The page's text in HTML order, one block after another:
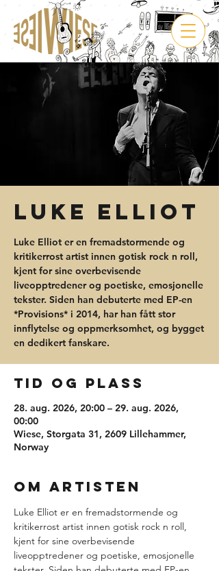
Luke Elliot
Luke Elliot er en fremadstormende og
kritikerrost artist innen gotisk rock n roll,
kjent for sine overbevisende
liveopptredener og poetiske, emosjonelle
tekster. Siden han debuterte med EP-en
*Provisions* i 2014, har han fått stor
innflytelse og oppmerksomhet, og bygget
en dedikert fanskare.
Tid og plass
28. aug. 2026, 20:00 – 29. aug. 2026,
00:00
Wiese, Storgata 31, 2609 Lillehammer,
Norway
Om artisten
Luke Elliot er en fremadstormende og
kritikerrost artist innen gotisk rock n roll,
kjent for sine overbevisende
liveopptredener og poetiske, emosjonelle